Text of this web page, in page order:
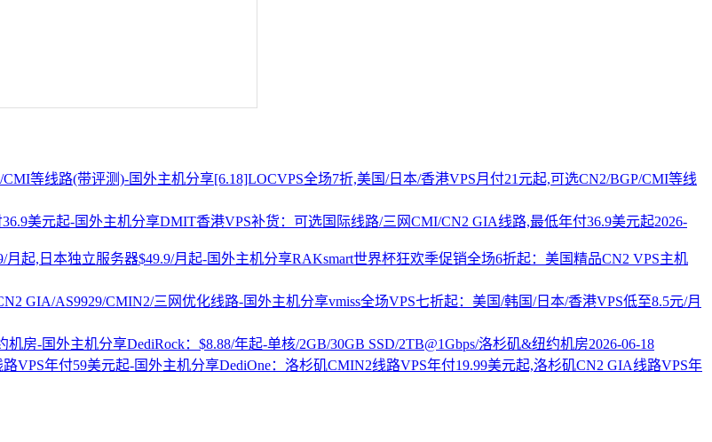
[6.18]LOCVPS全场7折,美国/日本/香港VPS月付21元起,可选CN2/BGP/CMI等线
DMIT香港VPS补货：可选国际线路/三网CMI/CN2 GIA线路,最低年付36.9美元起2026-
RAKsmart世界杯狂欢季促销全场6折起：美国精品CN2 VPS主机
vmiss全场VPS七折起：美国/韩国/日本/香港VPS低至8.5元/月
DediRock：$8.88/年起-单核/2GB/30GB SSD/2TB@1Gbps/洛杉矶&纽约机房2026-06-18
DediOne：洛杉矶CMIN2线路VPS年付19.99美元起,洛杉矶CN2 GIA线路VPS年